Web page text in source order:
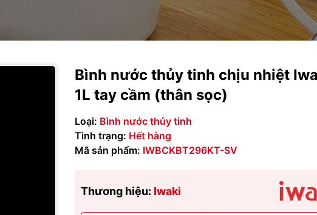
Bình nước thủy tinh chịu nhiệt
1L tay cầm (thân sọc)
Loại: Bình nước thủy tinh
Tình trạng: Hết hàng
Mã sản phẩm: IWBCKBT296KT-SV
Thương hiệu: Iwaki